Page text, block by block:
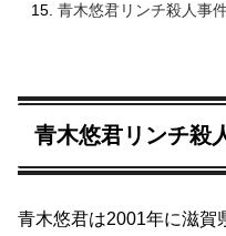
青木悠君リンチ殺人事
青木悠君リンチ殺
青木悠君は2001年に滋賀